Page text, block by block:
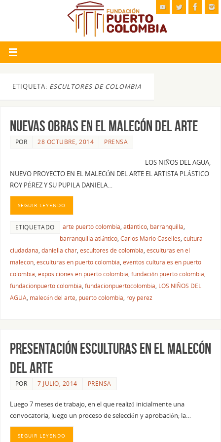
ETIQUETA: ESCULTORES DE COLOMBIA
NUEVAS OBRAS EN EL MALECÓN DEL ARTE
POR 28 OCTUBRE, 2014 PRENSA
LOS NIÑOS DEL AGUA,
NUEVO PROYECTO EN EL MALECÓN DEL ARTE EL ARTISTA PLÁSTICO
ROY PÉREZ Y SU PUPILA DANIELA…
SEGUIR LEYENDO
ETIQUETADO arte puerto colombia, atlantico, barranquilla,
barranquilla atlántico, Carlos Mario Caselles, cultura
ciudadana, daniella char, escultores de colombia, esculturas en el
malecon, esculturas en puerto colombia, eventos culturales en puerto
colombia, exposiciones en puerto colombia, fundación puerto colombia,
fundacionpuerto colombia, fundacionpuertocolombia, LOS NIÑOS DEL
AGUA, malecón del arte, puerto colombia, roy perez
PRESENTACIÓN ESCULTURAS EN EL MALECÓN
DEL ARTE
POR 7 JULIO, 2014 PRENSA
Luego 7 meses de trabajo, en el que realizó inicialmente una
convocatoria, luego un proceso de selección y aprobación; la…
SEGUIR LEYENDO